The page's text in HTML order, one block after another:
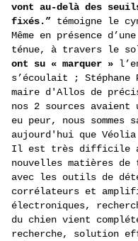
vont au-delà des
fixés.” témoigne le
Même en présence
ténue, à travers le
ont su « marquer »
s’écoulait ;
maire d'Allos de
nos 2 sources avaient
eu peur, nous
aujourd'hui que
Il est très difficile
nouvelles matières
avec les outils de
corrélateurs et
électroniques,
du chien vient
recherche, solution